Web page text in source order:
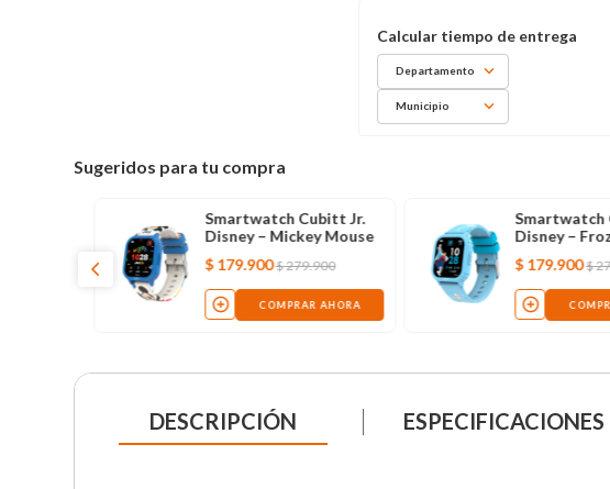
Departamento
Municipio
Sugeridos para tu compra
Smartwatch Cubitt Jr.
Disney – Frozen
179.900 $279.900
COMPRAR AHORA
Smartwatch
Paw Patrol –
179.900 $279.
DESCRIPCIÓN ESPECIFICACIONES